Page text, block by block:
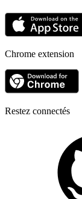
Chrome extension
Restez connectés